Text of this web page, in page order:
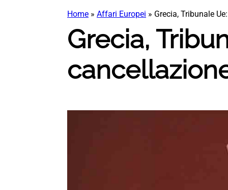
Home » Affari Europei » Grecia, Tribunale
Grecia,